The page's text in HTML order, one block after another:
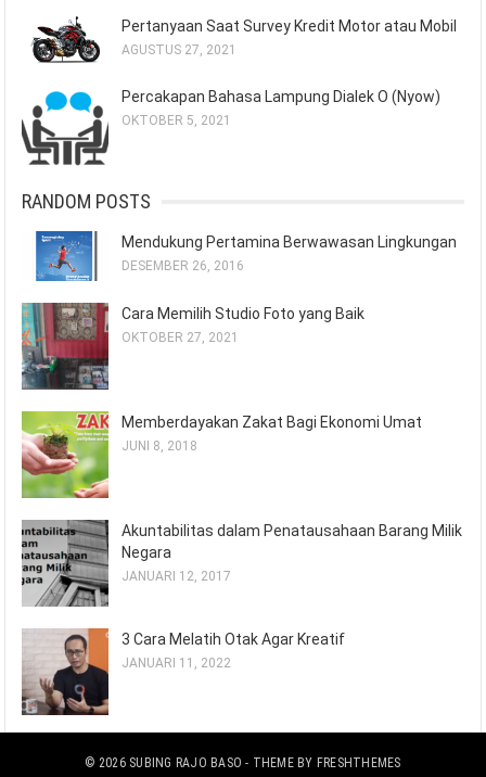
Pertanyaan Saat Survey Kredit Motor atau Mobil
AGUSTUS 27, 2021
Percakapan Bahasa Lampung Dialek O (Nyow)
OKTOBER 5, 2021
RANDOM POSTS
Mendukung Pertamina Berwawasan Lingkungan
DESEMBER 26, 2016
Cara Memilih Studio Foto yang Baik
OKTOBER 27, 2021
Memberdayakan Zakat Bagi Ekonomi Umat
JUNI 8, 2018
Akuntabilitas dalam Penatausahaan Barang Milik
Negara
JANUARI 12, 2017
3 Cara Melatih Otak Agar Kreatif
JANUARI 11, 2022
© 2026 SUBING RAJO BASO - THEME BY FRESHTHEMES